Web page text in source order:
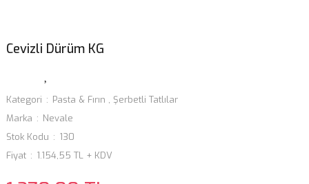
Cevizli Dürüm KG
Kategori Pasta & Fırın , Şerbetli Tatlılar
Marka
Nevale
Stok Kodu
130
Fiyat
1.154,55 TL + KDV